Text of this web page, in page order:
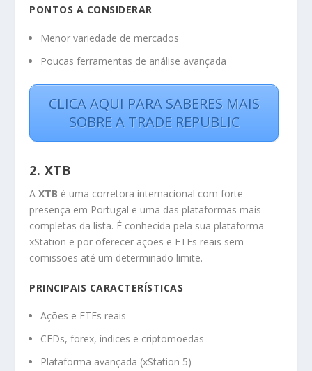
PONTOS A CONSIDERAR
Menor variedade de mercados
Poucas ferramentas de análise avançada
CLICA AQUI PARA SABERES MAIS
SOBRE A TRADE REPUBLIC
2. XTB
AXTB é uma corretora internacional com forte
presença em Portugal e uma das plataformas mais
completas da lista. É conhecida pela sua plataforma
xStation e por oferecer ações e ETFs reais sem
comissões até um determinado limite.
PRINCIPAIS CARACTERÍSTICAS
Ações e ETFs reais
CFDs, forex, índices e criptomoedas
Plataforma avançada (xStation 5)